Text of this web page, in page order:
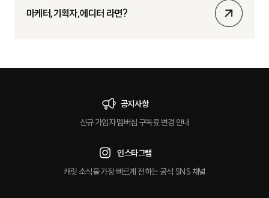
마케터,기획자,에디터 라면?
상
세
공지사항
신규 가입자 멤버십 구독료 변경 안내
인스타그램
캐릿 소식을 가장 빠르게 전하는 공식 SNS 채널